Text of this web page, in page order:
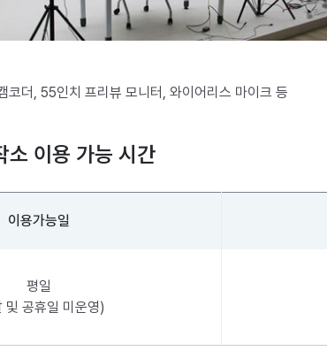
코더, 55인치 프리뷰 모니터, 와이어리스 마이크 등
소 이용 가능 시간
이용가능일
평일
및 공휴일 미운영)